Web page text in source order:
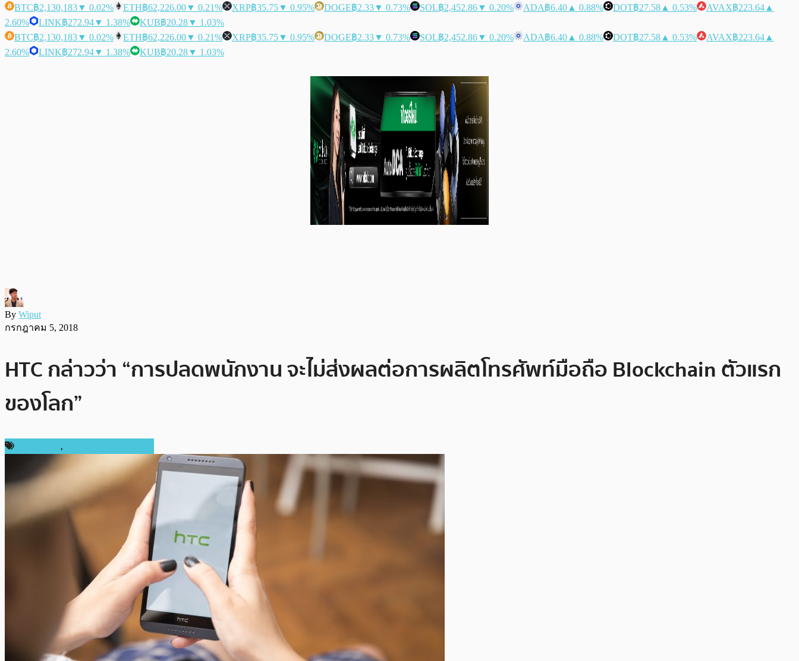
BTC฿2,130,183▼ 0.02% ETH฿62,226.00▼ 0.21% XRP฿35.75▼ 0.95% DOGE฿2.33▼ 0.73% SOL฿2,452.86▼ 0.20% ADA฿6.40 ▲ 0.88% DOT฿27.58 ▲ 0.53% AVAX฿223.64 ▲
2.60%
LINK฿272.94▼ 1.38% KUB฿20.28▼ 1.03%
BTC฿2,130,183▼ 0.02% ETH฿62,226.00▼ 0.21% XRP฿35.75▼ 0.95% DOGE฿2.33▼ 0.73% SOL฿2,452.86▼ 0.20% ADA฿6.40 ▲ 0.88% DOT฿27.58 ▲ 0.53% AVAX฿223.64 ▲
2.60%
LINK฿272.94▼ 1.38% KUB฿20.28▼ 1.03%
By Wiput
กรกฎาคม 5, 2018
HTC กล่าวว่า “การปลดพนักงาน จะไม่ส่งผลต่อการผลิตโทรศัพท์มือถือ Blockchain ตัวแรก
ของโลก”
,